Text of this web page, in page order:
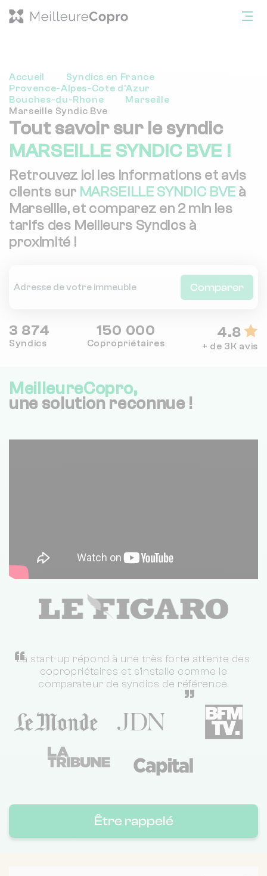
Accueil
Syndics en France
Provence-Alpes-Cote d'Azur
Bouches-du-Rhone
Marseille
Marseille Syndic Bve
Tout savoir sur le syndic
MARSEILLE SYNDIC BVE !
Retrouvez ici les informations et avis
clients sur MARSEILLE SYNDIC BVE à
Marseille, et comparez en 2 min les
tarifs des Meilleurs Syndics à
proximité !
Comparer
3 874
Syndics
150 000
Copropriétaires
4.8
+ de 3K avis
MeilleureCopro,
une solution reconnue !
“
La start-up répond à une très forte attente des
copropriétaires et s'installe comme le
comparateur de syndics de référence.
”
Être rappelé